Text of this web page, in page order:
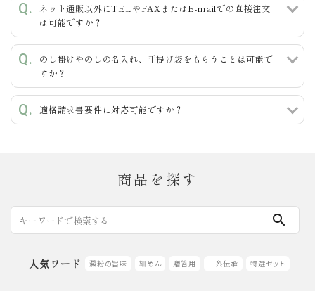
カテゴリー
ネット通販以外にTELやFAXまたはE-mailでの直接注文
は可能ですか？
のし掛けやのしの名入れ、手提げ袋をもらうことは可能で
すか？
適格請求書要件に対応可能ですか？
商品を探す
search
人気ワード 澱粉の旨味 細めん 贈答用 一糸伝承 特選セット